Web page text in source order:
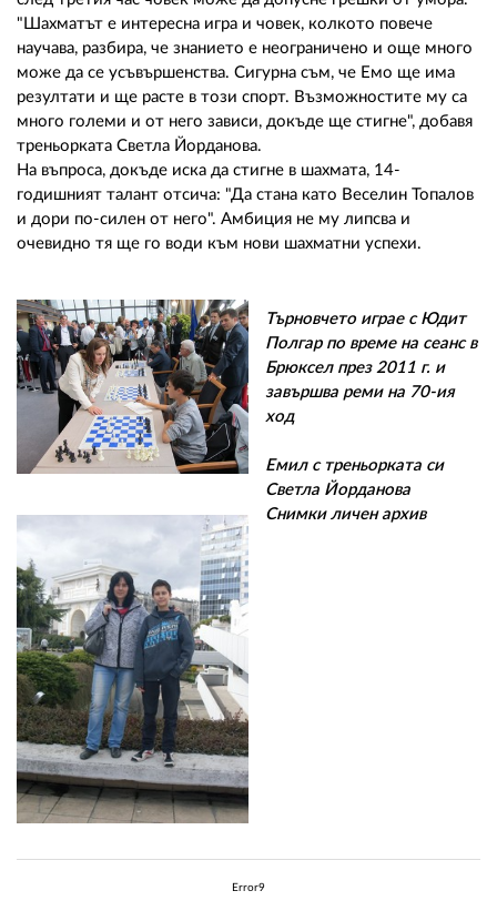
"Шахматът е интересна игра и човек, колкото повече
научава, разбира, че знанието е неограничено и още много
може да се усъвършенства. Сигурна съм, че Емо ще има
резултати и ще расте в този спорт. Възможностите му са
много големи и от него зависи, докъде ще стигне", добавя
треньорката Светла Йорданова.
На въпроса, докъде иска да стигне в шахмата, 14-
годишният талант отсича: "Да стана като Веселин Топалов
и дори по-силен от него". Амбиция не му липсва и
очевидно тя ще го води към нови шахматни успехи.
Търновчето играе с Юдит
Полгар по време на сеанс в
Брюксел през 2011 г. и
завършва реми на 70-ия
ход
Емил с треньорката си
Светла Йорданова
Снимки личен архив
Error9